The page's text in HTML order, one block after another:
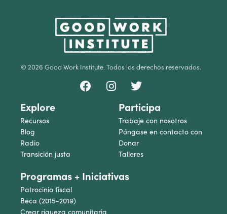
© 2026 Good Work Institute. Todos los derechos reservados.
Explore
Recursos
Blog
Radio
Transición justa
Participa
Trabaje con nosotros
Póngase en contacto con
Donar
Talleres
Programas + Iniciativas
Patrocinio fiscal
Beca (2015-2019)
Crear riqueza comunitaria